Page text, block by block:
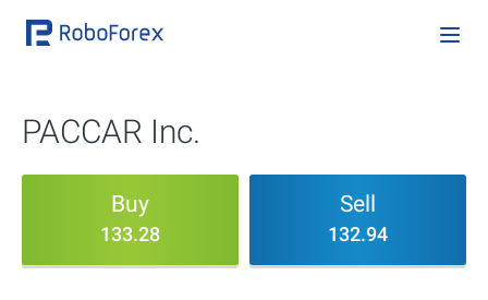
PACCAR Inc.
Buy
133.28
Sell
132.94